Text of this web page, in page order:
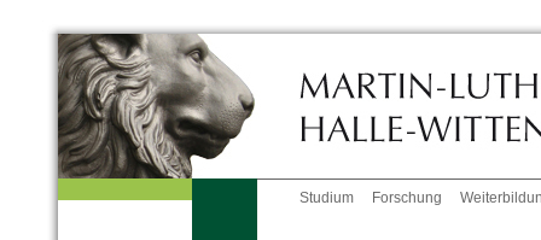
Studium Forschung